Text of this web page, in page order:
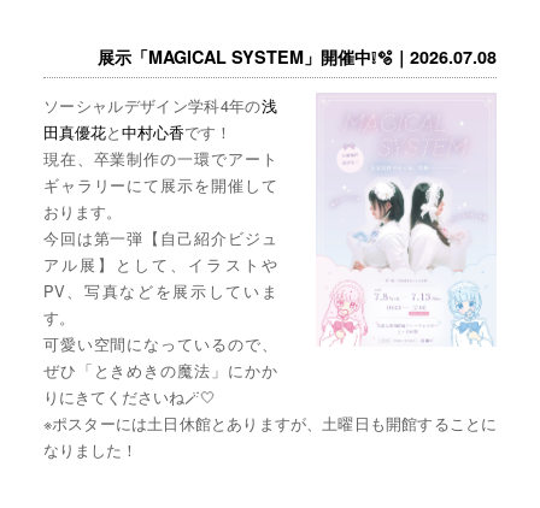
展示「MAGICAL SYSTEM」開催中❕🫧｜2026.07.08
ソーシャルデザイン学科4年の浅
田真優花と中村心香です！
現在、卒業制作の一環でアート
ギャラリーにて展示を開催して
おります。
今回は第一弾【自己紹介ビジュ
アル展】として、イラストや
PV、写真などを展示していま
す。
可愛い空間になっているので、
ぜひ「ときめきの魔法」にかか
りにきてくださいね🪄🤍
※ポスターには土日休館とありますが、土曜日も開館することに
なりました！